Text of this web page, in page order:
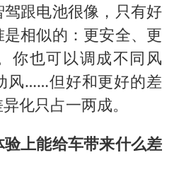
驾跟电池很像，只有好
相似的：更安全、更
你也可以调成不同风
风……但好和更好的差
化只占一两成。
上能给车带来什么差